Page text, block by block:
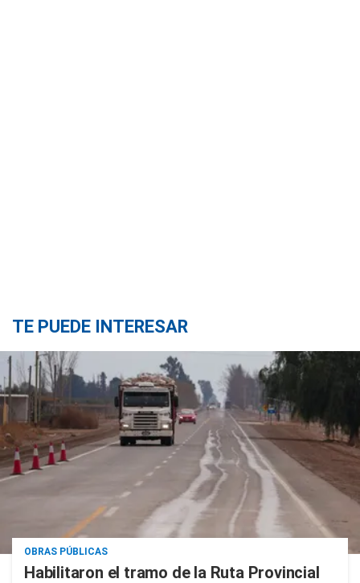
TE PUEDE INTERESAR
OBRAS PÚBLICAS
Habilitaron el tramo de la Ruta Provincial